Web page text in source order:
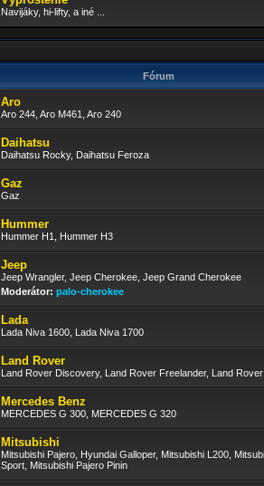
Navijáky, hi-lifty, a iné ...
Fórum
Aro
Aro 244, Aro M461, Aro 240
Daihatsu
Daihatsu Rocky, Daihatsu Feroza
Gaz
Gaz
Hummer
Hummer H1, Hummer H3
Jeep
Jeep Wrangler, Jeep Cherokee, Jeep Grand Cherokee
Moderátor: palo-cherokee
Lada
Lada Niva 1600, Lada Niva 1700
Land Rover
Land Rover Discovery, Land Rover Freelander, Land
Mercedes Benz
MERCEDES G 300, MERCEDES G 320
Mitsubishi
Mitsubishi Pajero, Hyundai Galloper, Mitsubishi L200,
Sport, Mitsubishi Pajero Pinin